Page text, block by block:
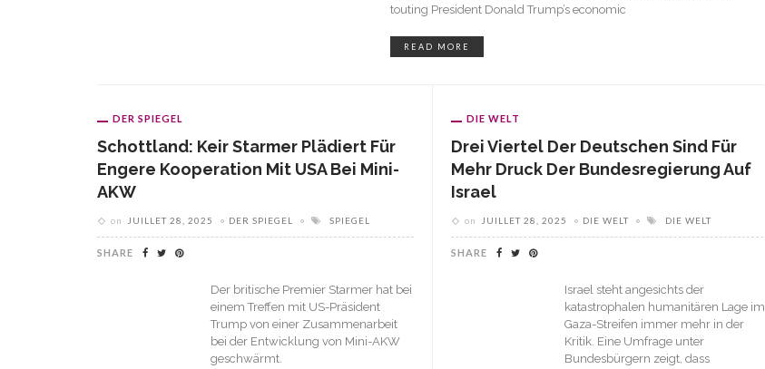
touting President Donald Trump’s economic
READ MORE
DER SPIEGEL
Schottland: Keir Starmer Plädiert Für
Engere Kooperation Mit USA Bei Mini-
AKW
on JUILLET 28, 2025 DER SPIEGEL SPIEGEL
SHARE
Der britische Premier Starmer hat bei
einem Treffen mit US-Präsident
Trump von einer Zusammenarbeit
bei der Entwicklung von Mini-AKW
geschwärmt.
DIE WELT
Drei Viertel Der Deutschen Sind Für
Mehr Druck Der Bundesregierung Auf
Israel
on JUILLET 28, 2025 DIE WELT DIE WELT
SHARE
Israel steht angesichts der
katastrophalen humanitären Lage im
Gaza-Streifen immer mehr in der
Kritik. Eine Umfrage unter
Bundesbürgern zeigt, dass